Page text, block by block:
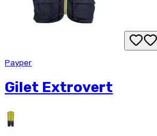
Payper
Gilet Extrovert